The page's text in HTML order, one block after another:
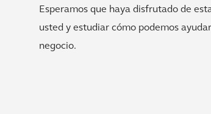
Esperamos que haya disfrutado de
usted y estudiar cómo podemos
negocio.